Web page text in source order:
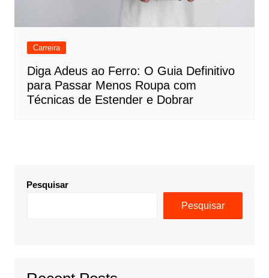
Carreira
Diga Adeus ao Ferro: O Guia Definitivo
para Passar Menos Roupa com
Técnicas de Estender e Dobrar
Pesquisar
Pesquisar